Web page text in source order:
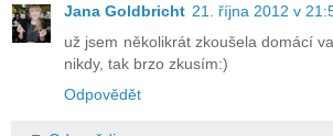
Jana Goldbricht 21. října 2012 v
už jsem několikrát zkoušela domácí
nikdy, tak brzo zkusím:)
Odpovědět